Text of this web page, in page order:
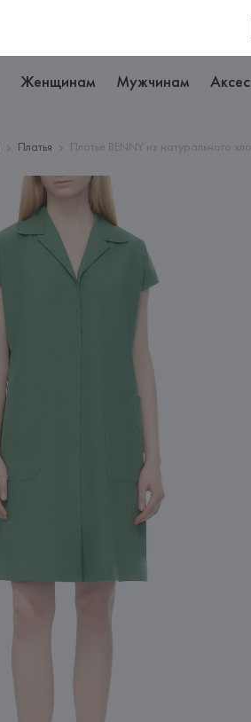
Женщинам Мужчинам
Платья Платье BENNY из натурального